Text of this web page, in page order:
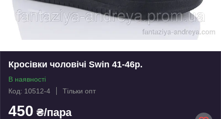
Кросівки чоловічі Swin 41-46р.
В наявності
Код: 10512-4
Тільки опт
450 ₴/пара